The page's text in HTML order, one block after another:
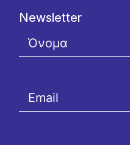
Newsletter